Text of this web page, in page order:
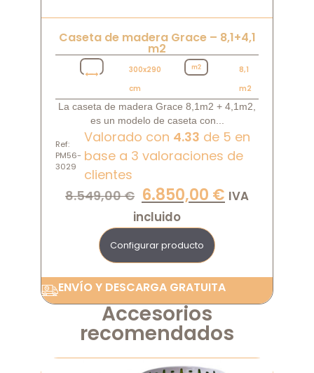
Caseta de madera Grace – 8,1+4,1
m2
300x290
cm
8,1
m2
La caseta de madera Grace 8,1m2 + 4,1m2,
es un modelo de caseta con...
Ref:
PM56-
3029
Valorado con 4.33 de 5 en
base a 3 valoraciones de
clientes
8.549,00€ 6.850,00 € IVA
incluido
Configurar producto
ENVÍO Y DESCARGA GRATUITA
Accesorios
recomendados